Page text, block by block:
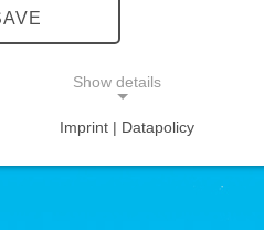
Show details
Imprint | Datapolicy